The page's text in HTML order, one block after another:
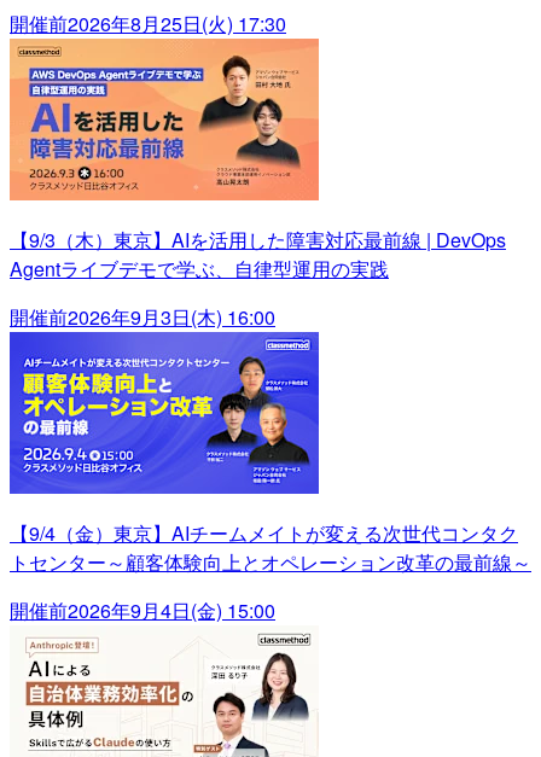
開催前2026年8月25日(火) 17:30
【9/3（木）東京】AIを活用した障害対応最前線 | DevOps
Agentライブデモで学ぶ、自律型運用の実践
開催前2026年9月3日(木) 16:00
【9/4（金）東京】AIチームメイトが変える次世代コンタク
トセンター～顧客体験向上とオペレーション改革の最前線～
開催前2026年9月4日(金) 15:00